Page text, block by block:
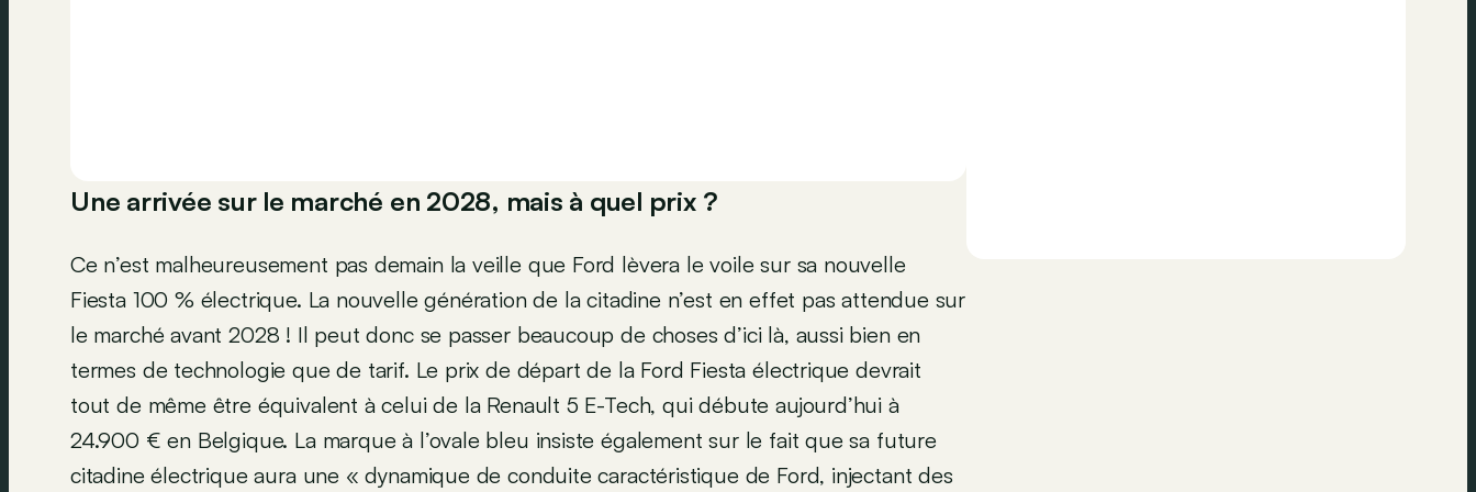
Une arrivée sur le marché en 2028, mais à quel prix ?
Ce n’est malheureusement pas demain la veille que Ford lèvera le voile sur sa nouvelle
Fiesta 100 % électrique. La nouvelle génération de la citadine n’est en effet pas attendue sur
le marché avant 2028 ! Il peut donc se passer beaucoup de choses d’ici là, aussi bien en
termes de technologie que de tarif. Le prix de départ de la Ford Fiesta électrique devrait
tout de même être équivalent à celui de la Renault 5 E-Tech, qui débute aujourd’hui à
24.900 € en Belgique. La marque à l’ovale bleu insiste également sur le fait que sa future
citadine électrique aura une « dynamique de conduite caractéristique de Ford, injectant des